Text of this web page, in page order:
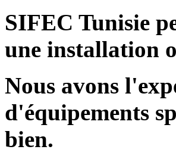
SIFEC Tunisie
une installation
Nous avons
d'équipements
bien.